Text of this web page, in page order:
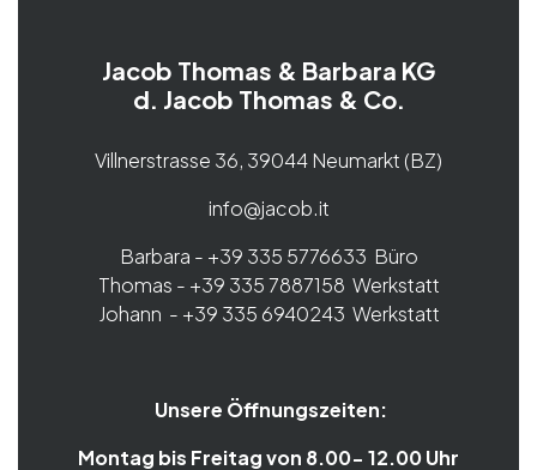
Jacob Thomas & Barbara KG
d. Jacob Thomas & Co.
Villnerstrasse 36, 39044 Neumarkt (BZ)
info@jacob.it
Barbara - +39 335 5776633 Büro
Thomas - +39 335 7887158 Werkstatt
Johann - +39 335 6940243 Werkstatt
Unsere Öffnungszeiten:
Montag bis Freitag von 8.00- 12.00 Uhr